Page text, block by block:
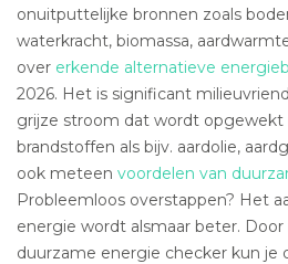
onuitputtelijke bronnen zoals
waterkracht, biomassa,
over erkende alternatieve
2026. Het is significant
grijze stroom dat wordt opgewekt
brandstoffen als bijv. aardolie,
ook meteen voordelen van
Probleemloos overstappen? Het
energie wordt alsmaar beter.
duurzame energie checker kun je